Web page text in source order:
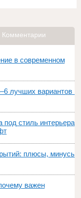
Комментарии
в современном
лучших вариантов и
стиль интерьера:
плюсы, минусы,
важен